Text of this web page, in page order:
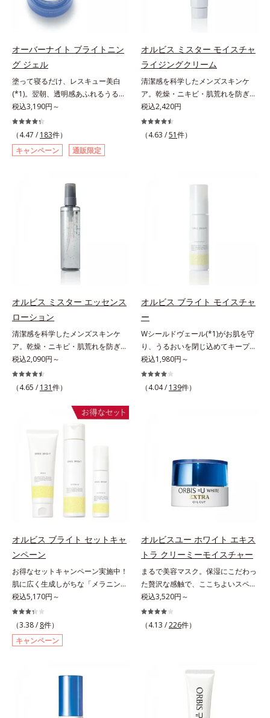
感のなさ」が、大人の肌印象に大き
な影響を与えていることがわかりま
した。そこでオルビスユー ドット
シリーズは美容成分(*7)として
「G.D.F.アクティベーター(*8)」を
配合。そして、従来から配合してい
る美白(*1)有効成分「トラネキサム
酸」を配合しました。さらに、シリ
ーズ共通の美容成分「GLルートブ
ースター(*9)」を配合することで、
肌のふっくら感や透明感を叶えま
す。美白ケアしながら多角的なエイ
ジングケアが叶うシリーズに。3ス
感を。効果的なシナジー設計で、あ
なたのエイジングケアを応援しま
す。*1 メラニンの生成を抑え、シ
ミ・ソバカスを防ぐ（ウォッシュを
除く）*2 オルビス内スキンケアシ
リーズの保湿力*3 年齢に応じたお
手入れのこと*4 うるおいによる
*5 乾燥、ハリ・ツヤのなさ*6
セラカエルレア果汁、ノバラエキス
配合＝うるおいを与えハリと透明感
に満ちた肌へ導く保湿成分*9 メマ
ツヨイグサ抽出液、スイカズラエキ
ス配合＝角層のすみずみまで水分・
油分を保ち、ハリ・ツヤを与える保
湿成分*10 気持ちのこと
で大人の肌印象に大きな影響を与え
ていることが分かりました。そこで
容成分(*7)として「G.D.F.アクティ
ベーター(*8)」を配合。そして、従
来から配合している美白有効成分
「トラネキサム酸」を配合しまし
た。さらに、シリーズ共通の美容成
分(*7)「GLルートブースター(*9)」
を配合することで、肌のふっくら感
や透明感を叶えます。美白ケアしな
シナジー設計で、あなたのエイジン
年齢に応じたお手入れのこと*4 う
るおいによる*5 乾燥、ハリ・ツヤ
のなさ*6 乾燥による*7 保湿成分*8
ロニセラカエルレア果汁、ノバラエ
キス配合＝うるおいを与えハリと透
明感に満ちた肌へ導く保湿成分*9
メマツヨイグサ抽出液、スイカズラ
エキス配合＝角層のすみずみまで水
分・油分を保ち、ハリ・ツヤを与え
る保湿成分*10 気持ちのこと各商品
の詳しい情報は商品ページをご覧く
ださい。・BEAUTY夏祭りは、こち
オーバーナイト ブライトニン
グ ジェル
塗って寝るだけ、レスキュー美白
(*1)。翌朝、透明感あふれるうるぷ
る肌を叶える、お守り涼感ジェルパ
ック。紫外線を浴びた日の夜は、ひ
んやり気持ちいいジェルでお肌をレ
スキュー！ メラニンの産生指令が
活発になる夜の肌環境に着目して、
(*2)ツヤ肌”へと整える夜用ジェルパ
ックです。ぷるぷるジェルを肌にの
せると、シートマスクのようにピタ
ッと密着。水ハリ膜が肌のうるおい
をキープしながら、やわらかさをア
ップ。美白(*1)と保湿の両方にアプ
ローチする「トラネキサム酸-
SG(*3)」、肌荒れや日焼けによる肌
のほてりを予防する「グリチルリチ
ン酸ジカリウム(*4)」など、たっぷ
りの保湿成分が浸透しやすい肌環境
を叶えます。はじめはピタッと密着
するテクスチャーは、肌になじむご
とにもっちり質感に、最後はなめら
かな水膜へと3変化。普段の保湿液
をこのジェルにおきかえて塗って眠
るだけで、うるおいながらもベタつ
リカバリーします。*1 メラニンの
生成を抑え、シミ・ソバカスを防ぐ
*2 美白（メラニンの生成を抑え、
シミ・ソバカスを防ぐ）と保湿のこ
と*3 明るく澄んだ肌を目指す保湿
成分と、メラニンの生成を抑え、シ
ミ・ソバカスを防ぐ美白有効成分を
組み合わせた複合成分*4 グリチル
リチン酸2K各商品の詳しい情報は商
BEAUTY夏祭りは、こちら
税込3,190円～
（4.47 / 183件）
キャンペーン
通販限定
オルビス ミスター モイスチャ
ライジングクリーム
清潔感を科学したメンズスキンケ
ア。乾燥・ニキビ・肌荒れを防ぎハ
リ・ツヤのある、好印象な清潔透明
肌(*1)へ。オルビスミスターは、男
性の清潔感、爽やかさ、若々しさの
(*3)。ニキビ・肌荒れ予防有効成分
印象の鍵となるハリ・ツヤへもアプ
ローチする進化を遂げました。うる
おいを逃しやすい男性肌に着目し、
アイテム同士をなじみやすくする
「うるおいコネクト設計」を採用。
8アイテム分の機能を3ステップに集
約し、よりシンプルなお手入れで、
ハリ・ツヤのある好印象な清潔透明
肌(*1)へ導きます。*1 うるおいによ
る透明感のある肌*2 男性の顔画像
を用いた印象評価において、基準画
像に対して、頬全体に輝度分布がな
いて該当文献がないことを確認（ポ
ーラ化成研究所調べ）
税込2,420円
（4.63 /51件）
オルビス ミスター エッセンス
ローション
清潔感を科学したメンズスキンケ
ア。乾燥・ニキビ・肌荒れを防ぎハ
リ・ツヤのある、好印象な清潔透明
肌(*1)へ。オルビス ミスターは、男
性の清潔感、爽やかさ、若々しさの
な光（＝ツヤ）が男性の印象に重要
であること(*2)を業界で初めて発見
(*3)。ニキビ・肌荒れ予防有効成分
と保湿成分を新たに配合。これまで
の乾燥・テカリへのケアはそのまま
に、肌荒れ・ニキビ予防など“今”の
肌悩みに応え、“未来”を見据えて好
印象の鍵となるハリ・ツヤへもアプ
ローチする進化を遂げました。うる
アイテム同士をなじみやすくする
8アイテム分の機能を3ステップに集
約し、よりシンプルなお手入れで、
ハリ・ツヤのある好印象な清潔透明
肌(*1)へ導きます。*1 うるおいによ
る透明感のある肌*2 男性の顔画像
を用いた印象評価において、基準画
像に対して、頬全体に輝度分布がな
2022年12月22日時点で、科学文献
いて該当文献がないことを確認（ポ
税込2,090円～
（4.65 / 131件）
オルビス ブライト モイスチャ
ー
Wシールドヴェール(*1)がお肌を守
り、うるおいを閉じ込めてキープす
る美白(*2)保湿液。業界初(*3)知見
「メラニンの第三のルート」である
「横のひろがり」に着目して、全方
という「点」だけでなく、透明感の
なさなどの「面」での透明感を阻害
する原因を引き起こしていることが
わかりました。そこでオルビス ブ
C(*8)」を採用。肌奥(*6)まで浸透
し、シミやソバカスの原因となるメ
ラニンの生成を食い止めます。また
オルビス独自成分の「ブライトVC
コンプレックス(*9)」が、透明感を
阻害する原因(*10)にアプローチし
ます。さらに肌表面のなめらかさや
みずみずしさをサポートするため
ケアのアプローチによって、肌本来
の輝きを生かして澄み渡る、輝き透
明肌を叶えます。L＝さっぱりタイ
プ（脂性肌～普通肌）M＝しっとり
税込1,980円～
（4.04 / 139件）
オルビス ブライト セットキャ
ンペーン
お得なセットキャンペーン実施中！
肌に広く生成しがちな「メラニンに
じみ(*1)」の原因をブロック(*2)！
澄み渡る輝き透明肌(*3)へ。業界初
(*4)知見「メラニンの第三のルー
ト」である「横のひろがり」に着目
して、全方位から透明肌を目指すブ
す。受けてしまった紫外線ダメージ
ソバカスという「点」だけでなく、
税込5,170円～
（3.38 / 8件）
キャンペーン
オルビスユー ホワイト エキス
トラ クリーミーモイスチャー
まるで美容マスク。保湿にこだわっ
た贅沢な感触で、ここちよいスペシ
ャルケアを。若々しく透明感のある
美肌を構成する要素と、年齢肌(*1)
のメラニン生成にアプローチして、
上げを図ります。さらに、シミと年
齢の関係に着目。点在するシミだけ
でなく、メラニンが蓄積しがちな年
齢肌の“メラニンメタボ(*2)”にアプ
税込3,520円～
（4.13 /226件）